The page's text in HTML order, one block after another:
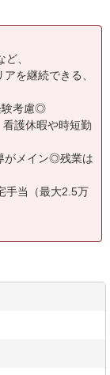
、
を継続できる、
験考慮◎
護休暇や時短勤
がメイン◎残業は
手当（最大2.5万